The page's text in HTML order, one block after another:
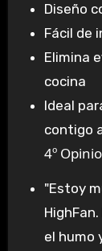
Diseño
Fácil de
Elimina
cocina
Ideal
contigo
4º
"Estoy
el humo